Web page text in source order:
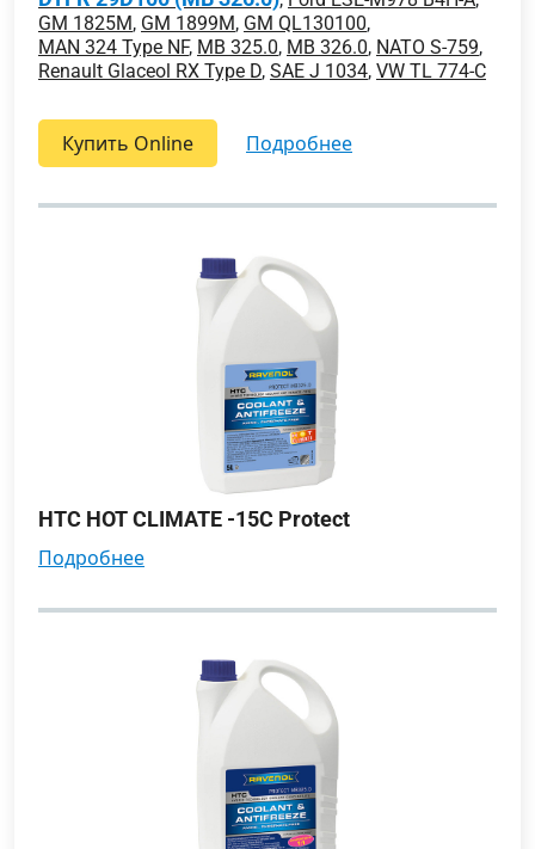
GM 1825M, GM 1899M, GM QL130100,
MAN 324 Type NF, MB 325.0, MB 326.0, NATO S-759,
Renault Glaceol RX Type D, SAE J 1034, VW TL 774-C
Купить Online подробнее
HTC HOT CLIMATE -15C Protect
подробнее